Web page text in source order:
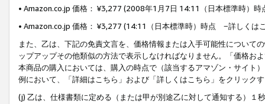
• Amazon.co.jp 価格： ¥3,277 (2008年1月7日 14:11（日本標準時）
• Amazon.co.jp 価格： ¥3,277 (14:11（日本標準時）時点 −詳しくは
また、乙は、下記の免責文言を、価格情報または入手可能性について
ップアップその他類似の方法で表示しなければなりません。「価格
本商品の購入においては、購入の時点で（該当するアマゾン・サイト
例において、「詳細はこちら」および「詳しくはこちら」をクリック
(j) 乙は、仕様書類に定める（または甲が別途乙に対して通知する）